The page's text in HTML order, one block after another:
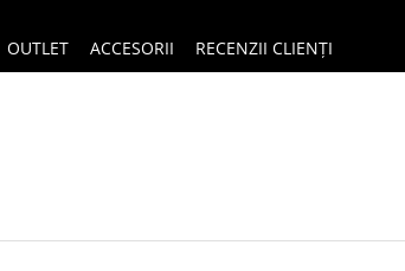
OUTLET ACCESORII RECENZII CLIENȚI